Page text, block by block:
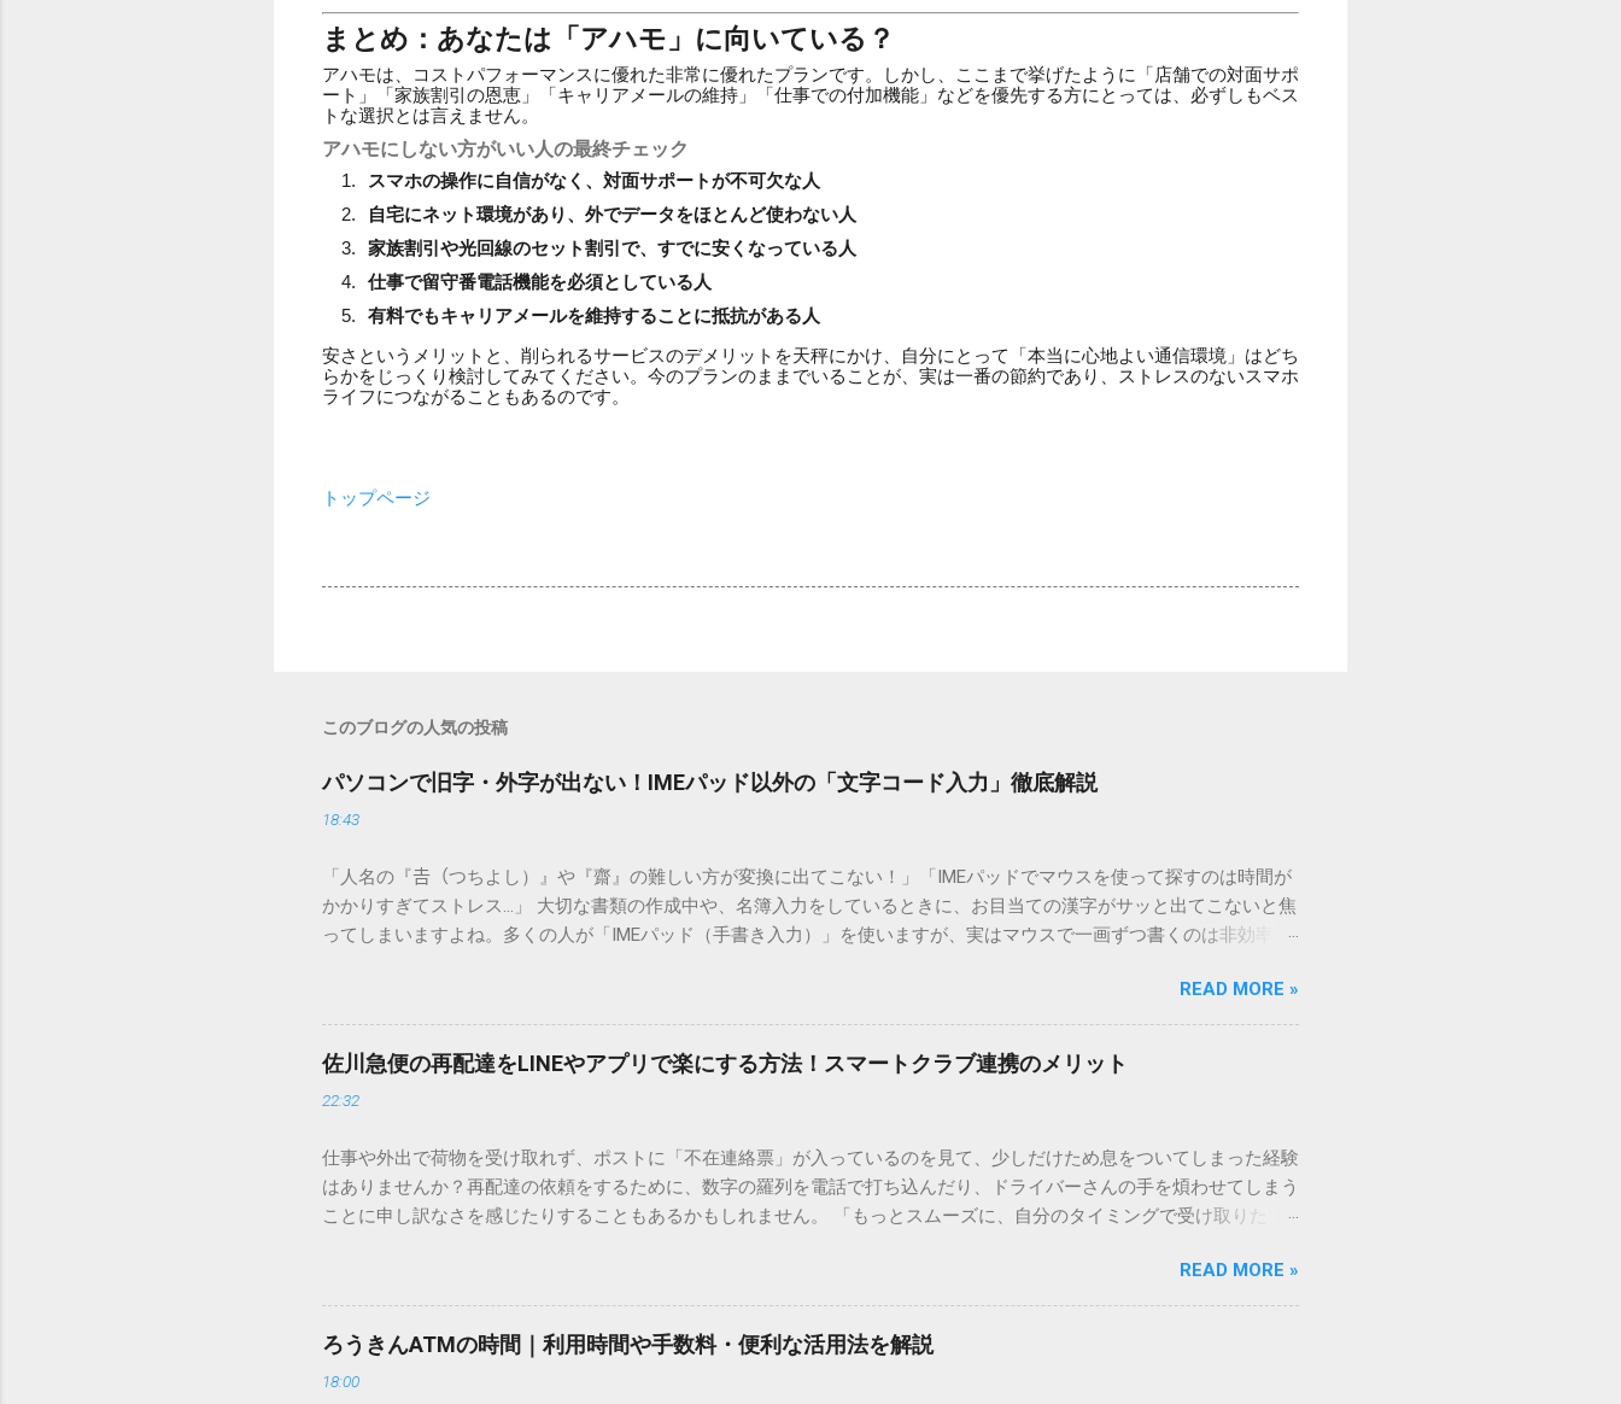
まとめ：あなたは「アハモ」に向いている？
アハモは、コストパフォーマンスに優れた非常に優れたプランです。しかし、ここまで挙げたように「店舗での対面サポ
ート」「家族割引の恩恵」「キャリアメールの維持」「仕事での付加機能」などを優先する方にとっては、必ずしもベス
トな選択とは言えません。
アハモにしない方がいい人の最終チェック
スマホの操作に自信がなく、対面サポートが不可欠な人
自宅にネット環境があり、外でデータをほとんど使わない人
家族割引や光回線のセット割引で、すでに安くなっている人
仕事で留守番電話機能を必須としている人
有料でもキャリアメールを維持することに抵抗がある人
安さというメリットと、削られるサービスのデメリットを天秤にかけ、自分にとって「本当に心地よい通信環境」はどち
らかをじっくり検討してみてください。今のプランのままでいることが、実は一番の節約であり、ストレスのないスマホ
ライフにつながることもあるのです。
トップページ
このブログの人気の投稿
パソコンで旧字・外字が出ない！IMEパッド以外の「文字コード入力」徹底解説
18:43
「人名の『𠮷（つちよし）』や『齋』の難しい方が変換に出てこない！」「IMEパッドでマウスを使って探すのは時間が
かかりすぎてストレス…」 大切な書類の作成中や、名簿入力をしているときに、お目当ての漢字がサッと出てこないと焦
ってしまいますよね。多くの人が「IMEパッド（手書き入力）」を使いますが、実はマウスで一画ずつ書くのは非効率で
ードを打ち込むだけで一瞬で旧字や外字、特殊記号を呼び出す「文字コード入力」のテクニックを詳しく解説します。
この方法をマスターすれば、もう難しい漢字の入力で手を止める必要はありません。 1. なぜ「変換」しても旧字・外字
が出てこないのか？ そもそも、なぜ普通の変換で出てこない漢字があるのでしょうか。その理由は、パソコンが文字を
認識する仕組みにあります。 日本のパソコンで一般的に使われる漢字は、JIS規格（日本産業規格）によって「第1水
準」「第2水準」といった形で整理されています。しかし、人名や地名に使われる非常に古い漢字（旧字）や、特定の組
「Unicode（ユニコード）」や「JISコード」といった 文字コード です。パソコン上のすべての文字には、いわば「住
所」のような番号が割り振られています。変換候補に出ない文字でも、この住所（コード）を直接指定すれば、確実に呼
び出すことができるのです。 2. Windows標準機能！文字コードで漢字を出す「16進数入力」 最も汎用性が高く、特別な
できます。 具体的な手順（Unicode入力） 入力したい文字の「Unicode（例：20BB7）」を把握する。 入力モードを「半
角」にする（※重要）。 **「20BB7」**と入力する。 直後にキーボードの**[Alt]キーを押しながら[X]キー**を押す。 入
力した数字が、一瞬で対応する漢字（例：𠮷）に変換されます。 注記： この方法は、特にMicrosoft Wordで非常に強力
READ MORE »
佐川急便の再配達をLINEやアプリで楽にする方法！スマートクラブ連携のメリット
22:32
仕事や外出で荷物を受け取れず、ポストに「不在連絡票」が入っているのを見て、少しだけため息をついてしまった経験
はありませんか？再配達の依頼をするために、数字の羅列を電話で打ち込んだり、ドライバーさんの手を煩わせてしまう
ことに申し訳なさを感じたりすることもあるかもしれません。 「もっとスムーズに、自分のタイミングで受け取りた
ビス「スマートクラブ」と、LINEや公式アプリの連携です。これらを活用するだけで、再配達のストレスは驚くほど軽く
なります。この記事では、忙しい毎日をサポートする便利な受け取り術と、連携による具体的なメリットを徹底解説しま
す。 佐川急便の再配達が劇的に変わる「スマートクラブ」とは？ まず押さえておきたいのが、佐川急便の個人向け無料
会員サービス「スマートクラブ」です。これは、荷物の配送状況をリアルタイムで管理するための基盤となるサービスで
す。 以前はウェブサイトを開いてログインする手間がありましたが、現在はLINEやアプリと紐付けることで、その利便
READ MORE »
ろうきんATMの時間｜利用時間や手数料・便利な活用法を解説
18:00